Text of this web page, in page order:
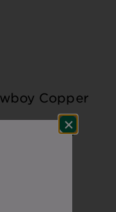
Copper
recenze